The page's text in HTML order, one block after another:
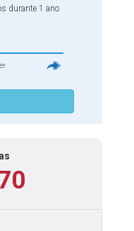
vagas diferentes
para você se
durante 1 ano